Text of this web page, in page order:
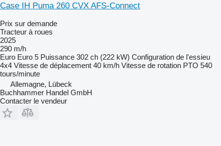
Case IH Puma 260 CVX AFS-Connect
Prix sur demande
Tracteur à roues
2025
290 m/h
Euro Euro 5 Puissance 302 ch (222 kW) Configuration de l'essieu
4x4 Vitesse de déplacement 40 km/h Vitesse de rotation PTO 540
tours/minute
Allemagne, Lübeck
Buchhammer Handel GmbH
Contacter le vendeur